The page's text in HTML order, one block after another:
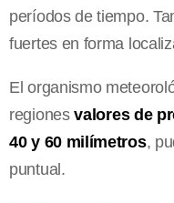
períodos de tiempo.
fuertes en forma
El organismo
regionesvalores de
40 y 60 milímetros,
puntual.